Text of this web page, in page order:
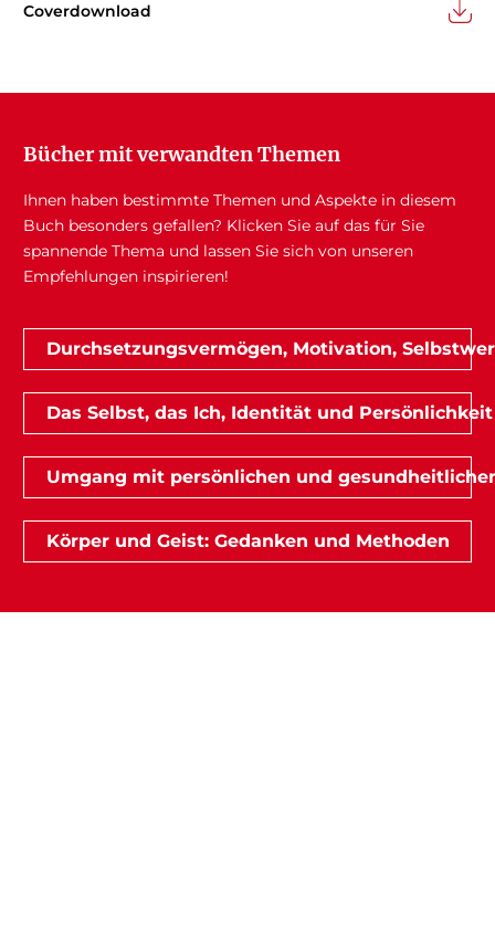
Coverdownload
Bücher mit verwandten Themen
Ihnen haben bestimmte Themen und Aspekte in diesem
Buch besonders gefallen? Klicken Sie auf das für Sie
spannende Thema und lassen Sie sich von unseren
Empfehlungen inspirieren!
Durchsetzungsvermögen, Motivation,
Das Selbst, das Ich, Identität und Persönlichkeit
Umgang mit persönlichen und
Körper und Geist: Gedanken und Methoden